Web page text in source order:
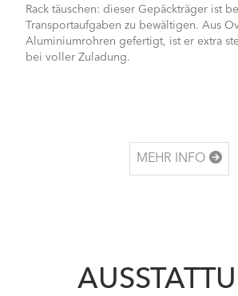
Rack täuschen: dieser Gepäckträger ist
Transportaufgaben zu bewältigen. Aus
Aluminiumrohren gefertigt, ist er extra
bei voller Zuladung.
MEHR INFO